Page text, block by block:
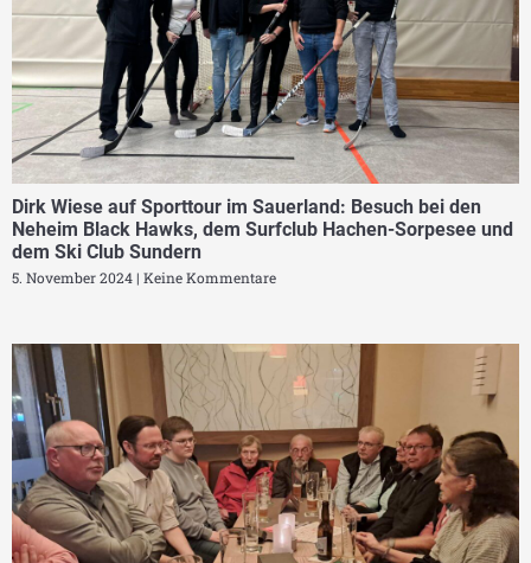
Dirk Wiese auf Sporttour im Sauerland: Besuch bei den
Neheim Black Hawks, dem Surfclub Hachen-Sorpesee und
dem Ski Club Sundern
5. November 2024 Keine Kommentare